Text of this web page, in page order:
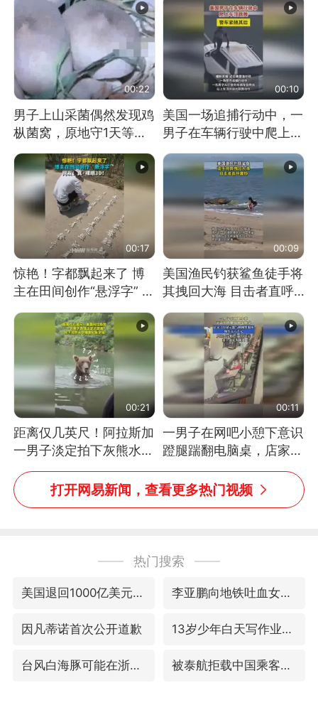
00:22
男子上山采菌偶然发现鸡
枞菌窝，原地守1天等它
长大：挖了140多朵
00:10
美国一场追捕行动中，一
男子在车辆行驶中爬上车
顶跳舞。（新京报）
00:17
惊艳！字都飘起来了 博
主在田间创作“悬浮字” 网
友：真·裸眼3D！
00:09
美国渔民钓获鲨鱼徒手将
其拽回大海 目击者直呼
震惊 （视频来源：参考
消息）
00:21
距离仅几英尺！阿拉斯加
一男子淡定拍下灰熊水中
捕食鲑鱼全程
00:11
一男子在网吧小憩下意识
蹬腿踹翻电脑桌，店家3
台显示器与机械臂损坏
打开网易新闻，查看更多热门视频
热门搜索
美国退回1000亿美元关税 李亚鹏向地铁吐血女孩捐99999元
因凡蒂诺首次公开道歉 13岁少年白天写作业晚上夜市炒粉
台风白海豚可能在浙江登陆 被泰航拒载中国乘客：免费改签没兑现